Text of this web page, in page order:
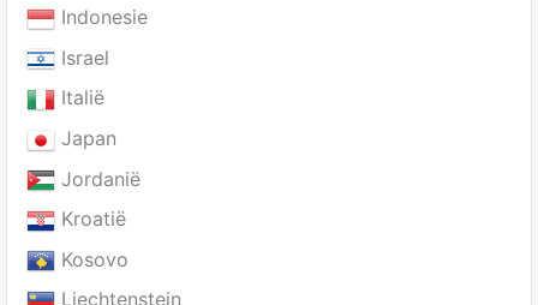
Indonesie
Israel
Italië
Japan
Jordanië
Kroatië
Kosovo
Liechtenstein